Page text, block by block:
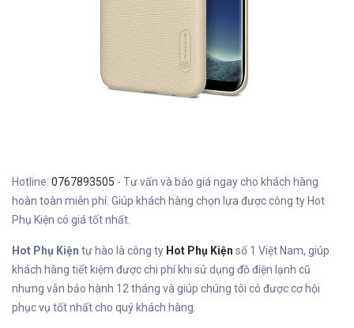
Hotline: 0767893505 - Tư vấn và báo giá ngay cho khách hàng
hoàn toàn miễn phí. Giúp khách hàng chọn lựa được công ty Hot
Phụ Kiện có giá tốt nhất.
Hot Phụ Kiện tự hào là công ty Hot Phụ Kiện số 1 Việt Nam, giúp
khách hàng tiết kiệm được chi phí khi sử dụng đồ điện lạnh cũ
nhưng vẫn bảo hành 12 tháng và giúp chúng tôi có được cơ hội
phục vụ tốt nhất cho quý khách hàng.